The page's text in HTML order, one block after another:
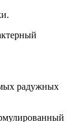
радужных